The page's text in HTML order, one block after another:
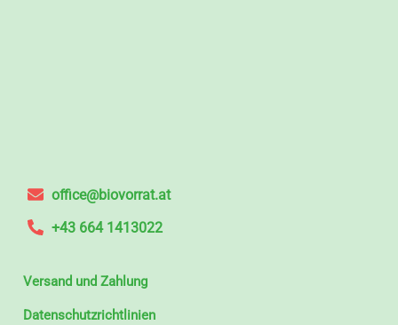
office@biovorrat.at
+43 664 1413022
Versand und Zahlung
Datenschutzrichtlinien